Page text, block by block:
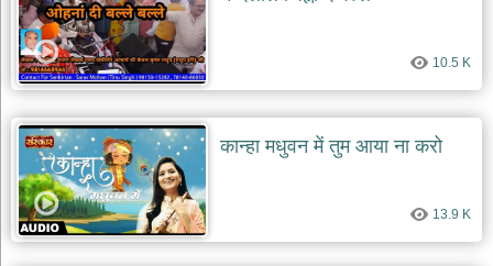
dayal
bhajans
शनि
देव
भजन
shani
dev
bhajans
आज
का
भजन
10.5 K
कान्हा मधुवन में तुम आया ना करो
13.9 K